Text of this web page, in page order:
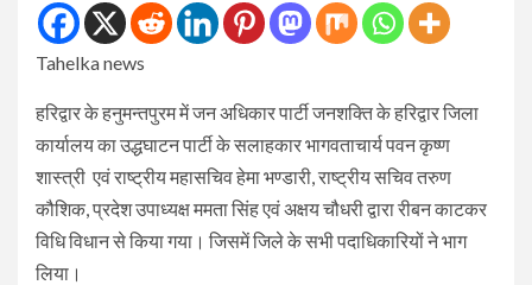
Tahelka news
हरिद्वार के हनुमन्तपुरम में जन अधिकार पार्टी जनशक्ति के हरिद्वार जिला
कार्यालय का उद्धघाटन पार्टी के सलाहकार भागवताचार्य पवन कृष्ण
शास्त्री एवं राष्ट्रीय महासचिव हेमा भण्डारी, राष्ट्रीय सचिव तरुण
कौशिक, प्रदेश उपाध्यक्ष ममता सिंह एवं अक्षय चौधरी द्वारा रीबन काटकर
विधि विधान से किया गया। जिसमें जिले के सभी पदाधिकारियों ने भाग
लिया।